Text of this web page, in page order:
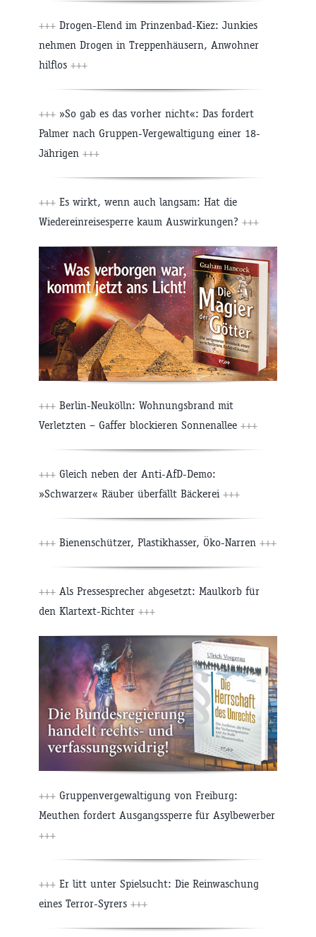
+++ Drogen-Elend im Prinzenbad-Kiez: Junkies
nehmen Drogen in Treppenhäusern, Anwohner
hilflos +++
+++ »So gab es das vorher nicht«: Das fordert
Palmer nach Gruppen-Vergewaltigung einer 18-
Jährigen +++
+++ Es wirkt, wenn auch langsam: Hat die
Wiedereinreisesperre kaum Auswirkungen? +++
+++ Berlin-Neukölln: Wohnungsbrand mit
Verletzten – Gaffer blockieren Sonnenallee +++
+++ Gleich neben der Anti-AfD-Demo:
»Schwarzer« Räuber überfällt Bäckerei +++
+++ Bienenschützer, Plastikhasser, Öko-Narren +++
+++ Als Pressesprecher abgesetzt: Maulkorb für
den Klartext-Richter +++
+++ Gruppenvergewaltigung von Freiburg:
Meuthen fordert Ausgangssperre für Asylbewerber
+++
+++ Er litt unter Spielsucht: Die Reinwaschung
eines Terror-Syrers +++